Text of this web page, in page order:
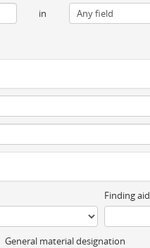
in
Finding aid
General material designation